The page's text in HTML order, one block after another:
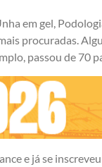
em gel,
procuradas.
passou de 70
e já se